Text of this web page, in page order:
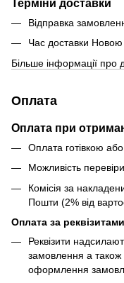
Терміни доставки
Відправка
Час доставки
Більше інформації
Оплата
Оплата при
Оплата готівкою
Можливість
Комісія за
Пошти (2% від
Оплата за
Реквізити
замовлення а також
оформлення